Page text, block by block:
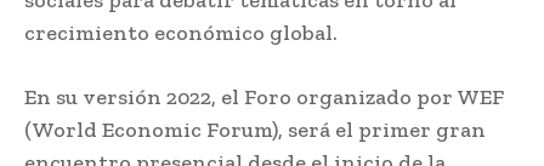
crecimiento económico global.
En su versión 2022, el Foro organizado por WEF
(World Economic Forum), será el primer gran